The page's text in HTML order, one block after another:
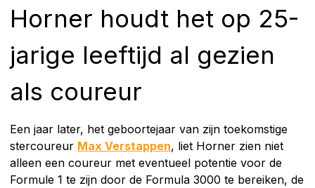
Horner houdt het op 25-
jarige leeftijd al gezien
als coureur
Een jaar later, het geboortejaar van zijn toekomstige
stercoureur Max Verstappen, liet Horner zien niet
alleen een coureur met eventueel potentie voor de
Formule 1 te zijn door de Formula 3000 te bereiken, de